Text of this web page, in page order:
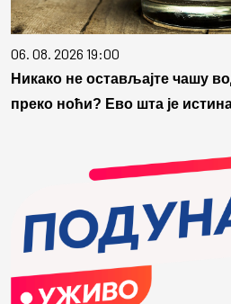
06. 08. 2026 19:00
Никако не остављајте чашу
преко ноћи? Ево шта је